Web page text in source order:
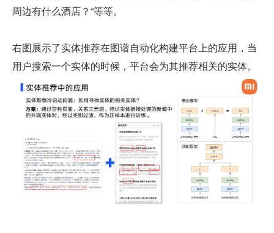
周边有什么酒店？“等等。
右图展示了实体推荐在图谱自动化构建平台上的应用，当
用户搜索一个实体的时候，平台会为其推荐相关的实体。